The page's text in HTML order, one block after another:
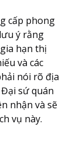
cấp phong
ý rằng
hạn thị
và các
nói rõ địa
sứ quán
nhận và sẽ
vụ này.